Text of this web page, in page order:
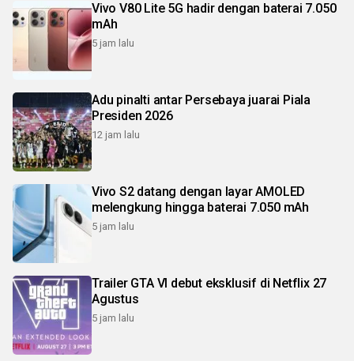
Vivo V80 Lite 5G hadir dengan baterai 7.050
mAh
5 jam lalu
Adu pinalti antar Persebaya juarai Piala
Presiden 2026
12 jam lalu
Vivo S2 datang dengan layar AMOLED
melengkung hingga baterai 7.050 mAh
5 jam lalu
Trailer GTA VI debut eksklusif di Netflix 27
Agustus
5 jam lalu